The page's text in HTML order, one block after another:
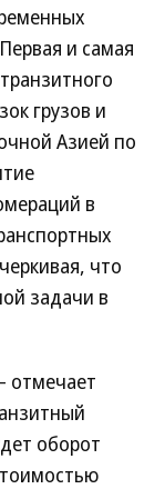
и самая
грузов и
Азией по
в
что
задачи в
отмечает
оборот